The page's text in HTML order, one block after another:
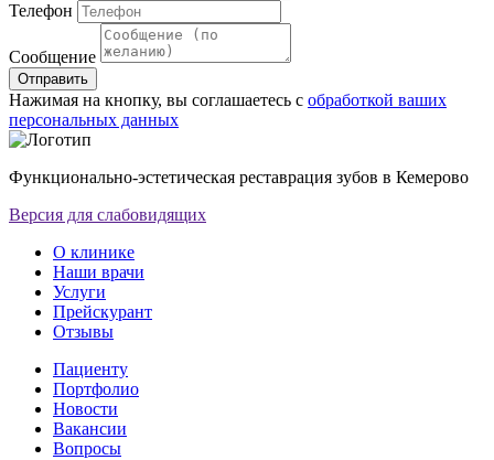
Телефон
Сообщение
Отправить
Нажимая на кнопку, вы соглашаетесь с обработкой ваших
персональных данных
Функционально-эстетическая реставрация зубов в Кемерово
Версия для слабовидящих
О клинике
Наши врачи
Услуги
Прейскурант
Отзывы
Пациенту
Портфолио
Новости
Вакансии
Вопросы